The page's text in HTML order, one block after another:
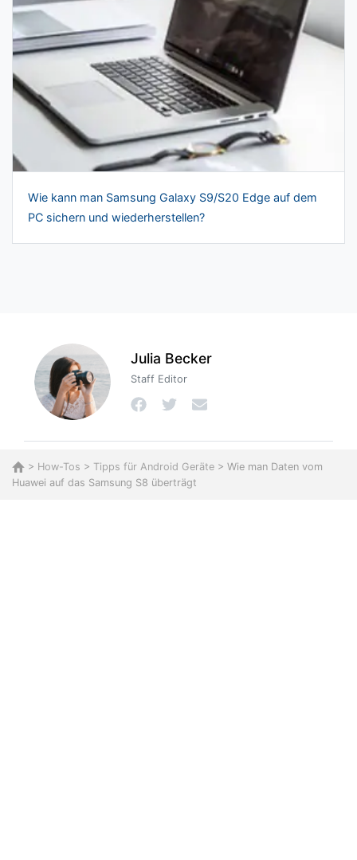
Wie kann man Samsung Galaxy S9/S20 Edge auf dem
PC sichern und wiederherstellen?
Julia Becker
Staff Editor
> How-Tos > Tipps für Android Geräte > Wie man Daten vom
Huawei auf das Samsung S8 überträgt